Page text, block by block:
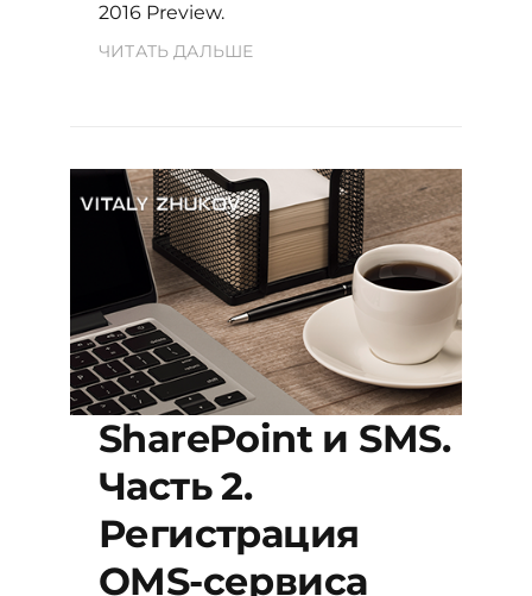
2016 Preview.
ЧИТАТЬ ДАЛЬШЕ
SharePoint и SMS.
Часть 2.
Регистрация
OMS-сервиса